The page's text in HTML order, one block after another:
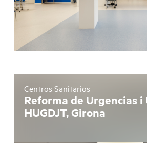
Centros Sanitarios
Reforma de Urgencias i
HUGDJT, Girona